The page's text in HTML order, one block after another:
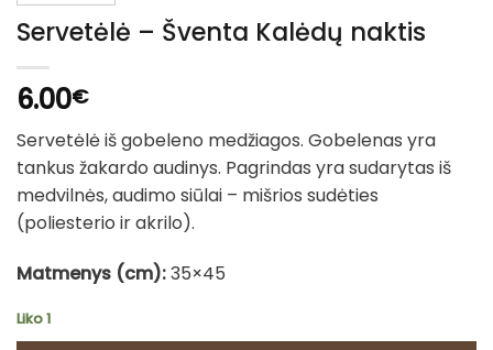
Servetėlė – Šventa Kalėdų naktis
6.00€
Servetėlė iš gobeleno medžiagos. Gobelenas yra
tankus žakardo audinys. Pagrindas yra sudarytas iš
medvilnės, audimo siūlai – mišrios sudėties
(poliesterio ir akrilo).
Matmenys (cm):35×45
Liko 1